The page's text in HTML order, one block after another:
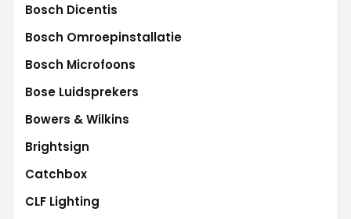
Bosch Dicentis
Bosch Omroepinstallatie
Bosch Microfoons
Bose Luidsprekers
Bowers & Wilkins
Brightsign
Catchbox
CLF Lighting